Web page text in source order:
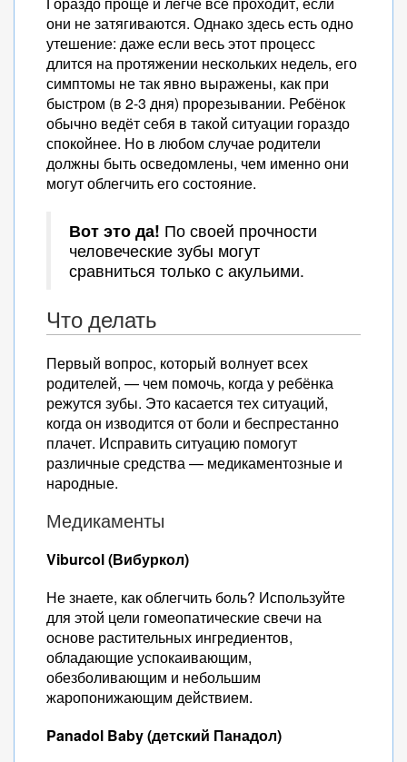
они не затягиваются. Однако здесь есть одно
утешение: даже если весь этот процесс
длится на протяжении нескольких недель, его
симптомы не так явно выражены, как при
быстром (в 2-3 дня) прорезывании. Ребёнок
обычно ведёт себя в такой ситуации гораздо
спокойнее. Но в любом случае родители
должны быть осведомлены, чем именно они
могут облегчить его состояние.
Вот это да! По своей прочности
человеческие зубы могут
сравниться только с акульими.
Что делать
Первый вопрос, который волнует всех
родителей, — чем помочь, когда у ребёнка
режутся зубы. Это касается тех ситуаций,
когда он изводится от боли и беспрестанно
плачет. Исправить ситуацию помогут
различные средства — медикаментозные и
народные.
Медикаменты
Viburcol (Вибуркол)
Не знаете, как облегчить боль? Используйте
для этой цели гомеопатические свечи на
основе растительных ингредиентов,
обладающие успокаивающим,
обезболивающим и небольшим
жаропонижающим действием.
Panadol Baby (детский Панадол)